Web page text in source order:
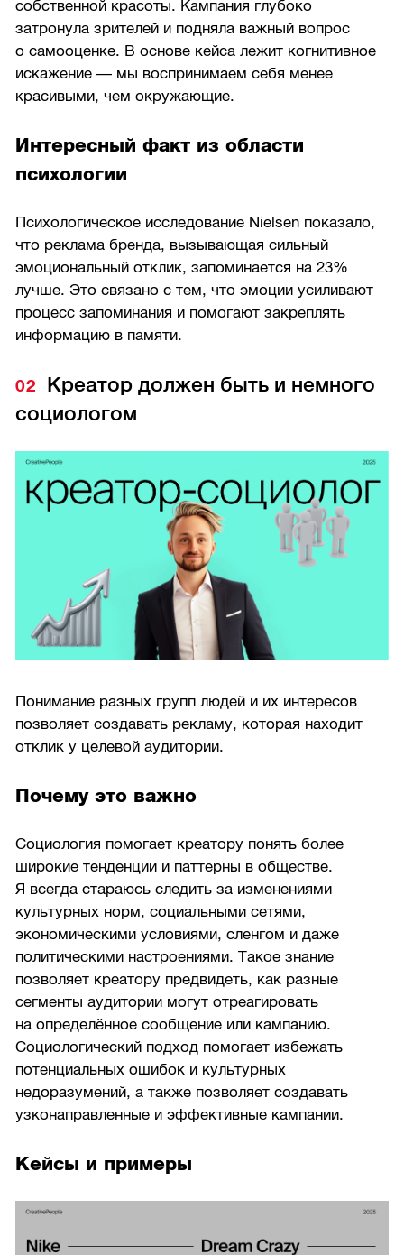
собственной красоты. Кампания глубоко
затронула зрителей и подняла важный вопрос
о самооценке. В основе кейса лежит когнитивное
искажение — мы воспринимаем себя менее
красивыми, чем окружающие.
Интересный факт из области
психологии
Психологическое исследование Nielsen показало,
что реклама бренда, вызывающая сильный
эмоциональный отклик, запоминается на 23%
лучше. Это связано с тем, что эмоции усиливают
процесс запоминания и помогают закреплять
информацию в памяти.
Креатор должен быть и немного
социологом
Понимание разных групп людей и их интересов
позволяет создавать рекламу, которая находит
отклик у целевой аудитории.
Почему это важно
Социология помогает креатору понять более
широкие тенденции и паттерны в обществе.
Я всегда стараюсь следить за изменениями
культурных норм, социальными сетями,
экономическими условиями, сленгом и даже
политическими настроениями. Такое знание
позволяет креатору предвидеть, как разные
сегменты аудитории могут отреагировать
на определённое сообщение или кампанию.
Социологический подход помогает избежать
потенциальных ошибок и культурных
недоразумений, а также позволяет создавать
узконаправленные и эффективные кампании.
Кейсы и примеры